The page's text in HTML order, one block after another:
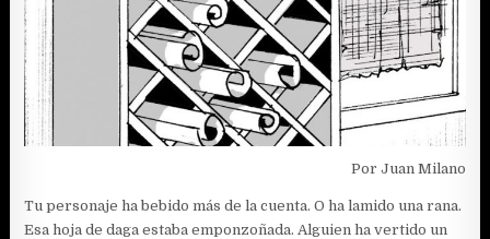
Por Juan Milano
Tu personaje ha bebido más de la cuenta. O ha lamido una rana.
Esa hoja de daga estaba emponzoñada. Alguien ha vertido un